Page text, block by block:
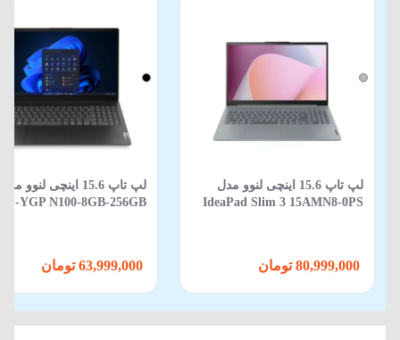
لپ تاپ 15.6 اینچی لنوو مدل
IdeaPad Slim 3 15AMN8-0PS
YGP N100-8GB-256GB